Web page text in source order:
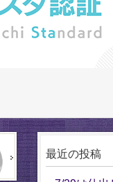
最近の投稿